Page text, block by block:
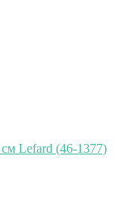
Lefard (46-1377)